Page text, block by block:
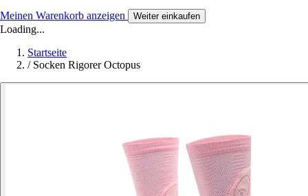
Meinen Warenkorb anzeigen Weiter einkaufen
Loading...
Startseite
/ Socken Rigorer Octopus